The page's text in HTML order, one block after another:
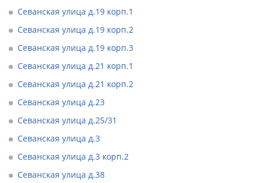
Севанская улица д.19 корп.1
Севанская улица д.19 корп.2
Севанская улица д.19 корп.3
Севанская улица д.21 корп.1
Севанская улица д.21 корп.2
Севанская улица д.23
Севанская улица д.25/31
Севанская улица д.3
Севанская улица д.3 корп.2
Севанская улица д.38